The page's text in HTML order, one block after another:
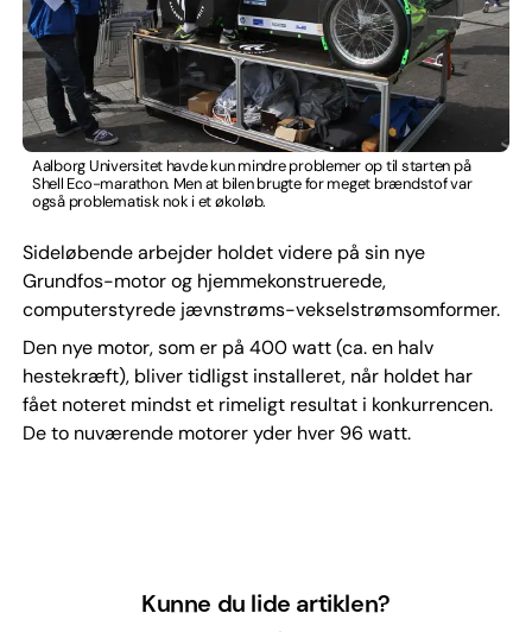
Aalborg Universitet havde kun mindre problemer op til starten på
Shell Eco-marathon. Men at bilen brugte for meget brændstof var
også problematisk nok i et økoløb.
Sideløbende arbejder holdet videre på sin nye
Grundfos-motor og hjemmekonstruerede,
computerstyrede jævnstrøms-vekselstrømsomformer.
Den nye motor, som er på 400 watt (ca. en halv
hestekræft), bliver tidligst installeret, når holdet har
fået noteret mindst et rimeligt resultat i konkurrencen.
De to nuværende motorer yder hver 96 watt.
Kunne du lide artiklen?